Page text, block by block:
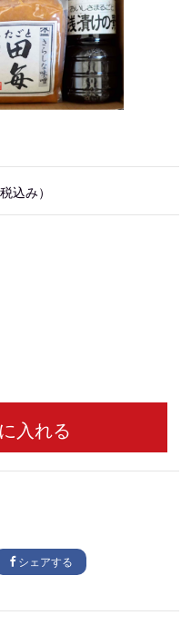
税込み）
入れる
シェアする